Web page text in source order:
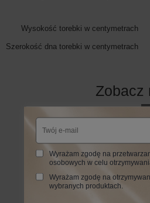
Wysokość torebki w centymetrach
Szerokość dna torebki w centymetrach
Zobacz
Wyrażam zgodę na
osobowych w celu
Wyrażam zgodę na
wybranych produktach.